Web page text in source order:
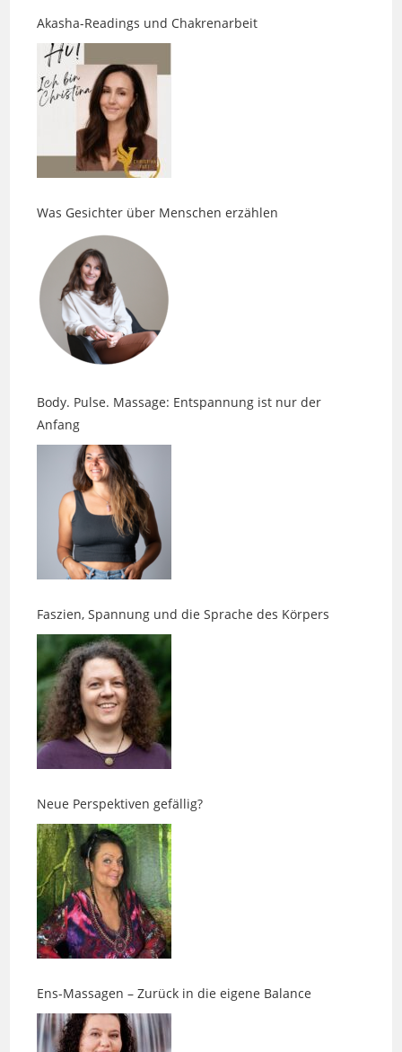
Was Gesichter über Menschen erzählen
Body. Pulse. Massage: Entspannung ist nur der
Faszien, Spannung und die Sprache des Körpers
Neue Perspektiven gefällig?
Ens-Massagen – Zurück in die eigene Balance